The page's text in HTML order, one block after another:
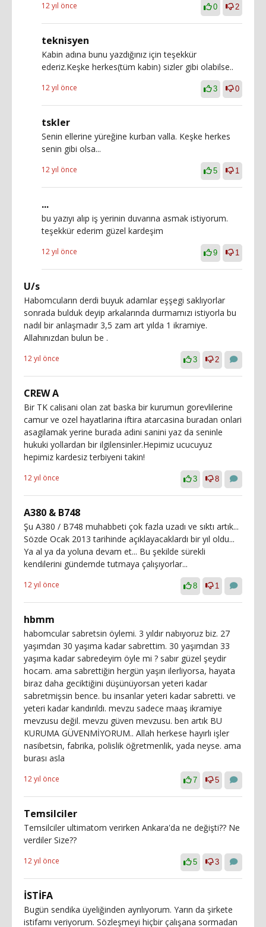
12 yıl önce 0 2
teknisyen
Kabin adına bunu yazdığınız için teşekkür
ederiz.Keşke herkes(tüm kabin) sizler gibi olabilse..
12 yıl önce 3 0
tskler
Senin ellerine yüreğine kurban valla. Keşke herkes
senin gibi olsa...
12 yıl önce 5 1
...
bu yazıyı alıp iş yerinin duvarına asmak istiyorum.
teşekkür ederim güzel kardeşim
12 yıl önce 9 1
U/s
Habomcuların derdi buyuk adamlar eşşegi saklıyorlar
sonrada bulduk deyip arkalarında durmamızı istiyorla bu
nadıl bir anlaşmadır 3,5 zam art yılda 1 ikramiye.
Allahınızdan bulun be .
12 yıl önce 3 2
CREW A
Bir TK calisani olan zat baska bir kurumun gorevlilerine
camur ve ozel hayatlarina iftira atarcasina buradan onlari
asagilamak yerine burada adini sanini yaz da seninle
hukuki yollardan bir ilgilensinler.Hepimiz ucucuyuz
hepimiz kardesiz terbiyeni takin!
12 yıl önce 3 8
A380 & B748
Şu A380 / B748 muhabbeti çok fazla uzadı ve sıktı artık...
Sözde Ocak 2013 tarihinde açıklayacaklardı bir yıl oldu...
Ya al ya da yoluna devam et... Bu şekilde sürekli
kendilerini gündemde tutmaya çalışıyorlar...
12 yıl önce 8 1
hbmm
habomcular sabretsin öylemi. 3 yıldır nabıyoruz biz. 27
yaşımdan 30 yaşıma kadar sabrettim. 30 yaşımdan 33
yaşıma kadar sabredeyim öyle mi ? sabır güzel şeydir
hocam. ama sabrettiğin hergün yaşın ilerliyorsa, hayata
biraz daha geciktiğini düşünüyorsan yeteri kadar
sabretmişsin bence. bu insanlar yeteri kadar sabretti. ve
yeteri kadar kandırıldı. mevzu sadece maaş ikramiye
mevzusu değil. mevzu güven mevzusu. ben artık BU
KURUMA GÜVENMİYORUM.. Allah herkese hayırlı işler
nasibetsin, fabrika, polislik öğretmenlik, yada neyse. ama
burası asla
12 yıl önce 7 5
Temsilciler
Temsilciler ultimatom verirken Ankara'da ne değişti?? Ne
verdiler Size??
12 yıl önce 5 3
İSTİFA
Bugün sendika üyeliğinden ayrılıyorum. Yarın da şirkete
istifamı veriyorum. Sözleşmeyi hiçbir çalışana sormadan